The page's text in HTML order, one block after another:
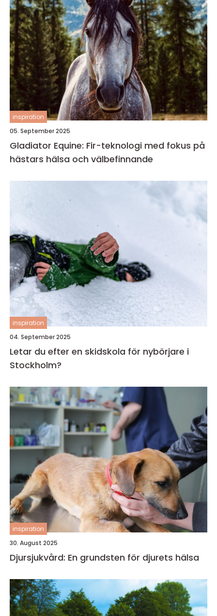
inspiration
05. September 2025
Gladiator Equine: Fir-teknologi med fokus på
hästars hälsa och välbefinnande
inspiration
04. September 2025
Letar du efter en skidskola för nybörjare i
Stockholm?
inspiration
30. August 2025
Djursjukvård: En grundsten för djurets hälsa